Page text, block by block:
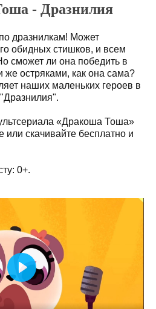
- Дразнилия
дразнилкам! Может
обидных стишков, и всем
сможет ли она победить в
же остряками, как она сама?
наших маленьких героев в
«Дракоша Тоша»
скачивайте бесплатно и
0+.
Play